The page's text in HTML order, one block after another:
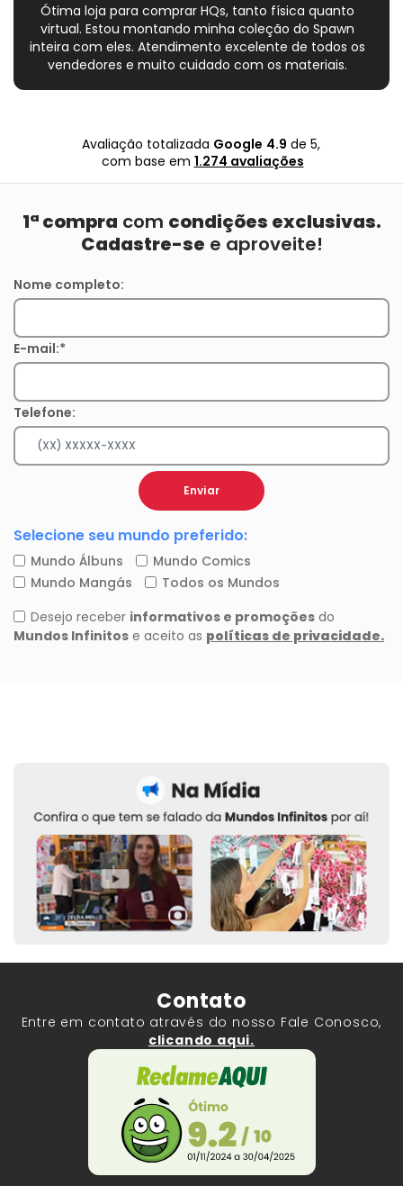
Ótima loja para comprar HQs, tanto física quanto
virtual. Estou montando minha coleção do Spawn
inteira com eles. Atendimento excelente de todos os
vendedores e muito cuidado com os materiais.
Avaliação totalizada Google 4.9 de 5,
com base em 1.274 avaliações
Contato
Entre em contato através do nosso Fale Conosco,
clicando aqui.